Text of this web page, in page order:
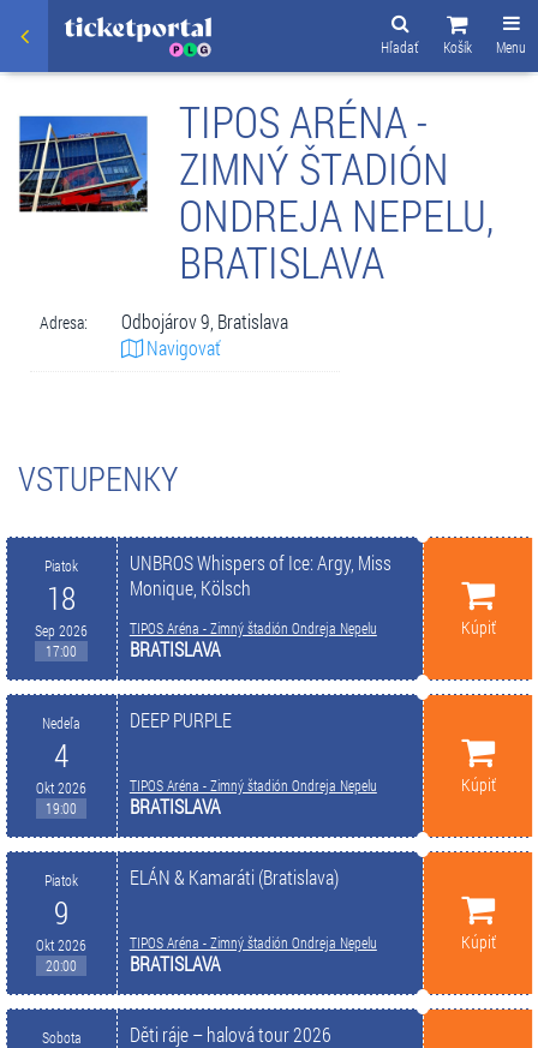
Menu
Košík
Hľadať
TIPOS ARÉNA -
ZIMNÝ ŠTADIÓN
ONDREJA NEPELU,
BRATISLAVA
Adresa:
Odbojárov 9, Bratislava
Navigovať
VSTUPENKY
Piatok
18
Sep 2026
17:00
UNBROS Whispers of Ice: Argy, Miss
Monique, Kölsch
TIPOS Aréna - Zimný štadión Ondreja Nepelu
BRATISLAVA
Kúpiť
Nedeľa
4
Okt 2026
19:00
DEEP PURPLE
TIPOS Aréna - Zimný štadión Ondreja Nepelu
BRATISLAVA
Kúpiť
Piatok
9
Okt 2026
20:00
ELÁN & Kamaráti (Bratislava)
TIPOS Aréna - Zimný štadión Ondreja Nepelu
BRATISLAVA
Kúpiť
Sobota Děti ráje – halová tour 2026